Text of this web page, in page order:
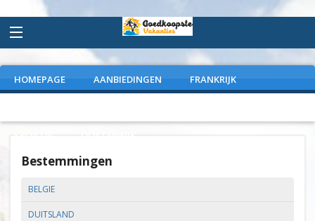
HOMEPAGE AANBIEDINGEN FRANKRIJK
Bestemmingen
BELGIE
DUITSLAND